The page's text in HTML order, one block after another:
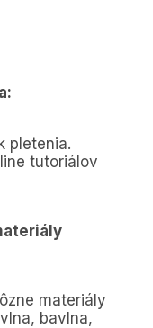
pletenia.
tutoriálov
materiály
bavlna,